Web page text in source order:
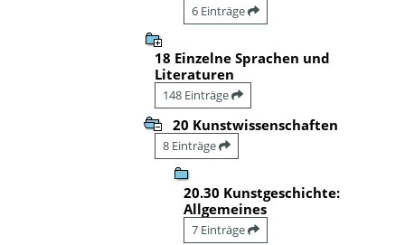
6 Einträge
18 Einzelne Sprachen und
Literaturen
148 Einträge
20 Kunstwissenschaften
8 Einträge
20.30 Kunstgeschichte:
Allgemeines
7 Einträge